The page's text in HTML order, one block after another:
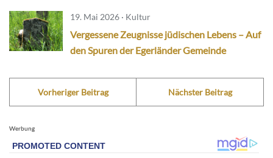
19. Mai 2026 · Kultur
Vergessene Zeugnisse jüdischen Lebens – Auf
den Spuren der Egerländer Gemeinde
Vorheriger Beitrag Nächster Beitrag
Werbung